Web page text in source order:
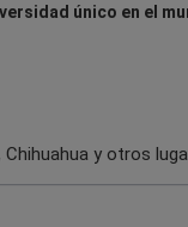
único en el
y otros